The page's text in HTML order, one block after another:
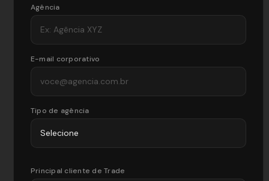
Agência
E-mail corporativo
Tipo de agência
Principal cliente de Trade